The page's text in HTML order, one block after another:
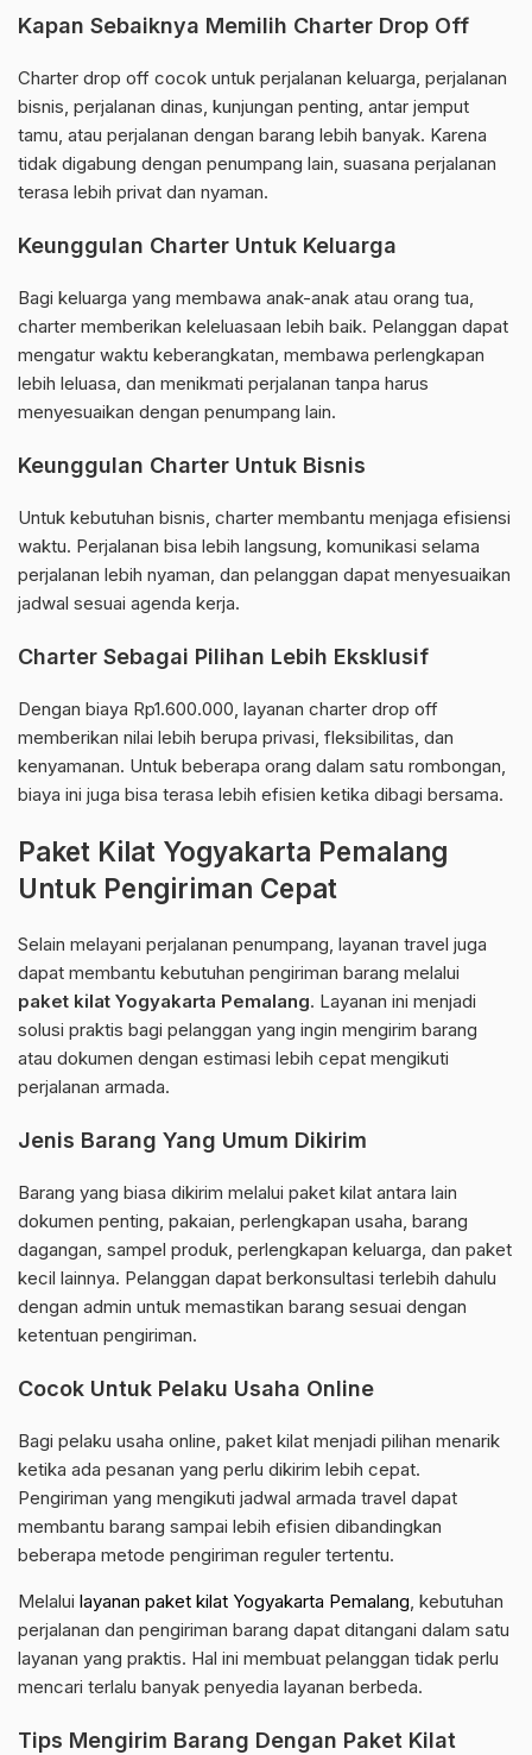
Kapan Sebaiknya Memilih Charter Drop Off
Charter drop off cocok untuk perjalanan keluarga, perjalanan
bisnis, perjalanan dinas, kunjungan penting, antar jemput
tamu, atau perjalanan dengan barang lebih banyak. Karena
tidak digabung dengan penumpang lain, suasana perjalanan
terasa lebih privat dan nyaman.
Keunggulan Charter Untuk Keluarga
Bagi keluarga yang membawa anak-anak atau orang tua,
charter memberikan keleluasaan lebih baik. Pelanggan dapat
mengatur waktu keberangkatan, membawa perlengkapan
lebih leluasa, dan menikmati perjalanan tanpa harus
menyesuaikan dengan penumpang lain.
Keunggulan Charter Untuk Bisnis
Untuk kebutuhan bisnis, charter membantu menjaga efisiensi
waktu. Perjalanan bisa lebih langsung, komunikasi selama
perjalanan lebih nyaman, dan pelanggan dapat menyesuaikan
jadwal sesuai agenda kerja.
Charter Sebagai Pilihan Lebih Eksklusif
Dengan biaya Rp1.600.000, layanan charter drop off
memberikan nilai lebih berupa privasi, fleksibilitas, dan
kenyamanan. Untuk beberapa orang dalam satu rombongan,
biaya ini juga bisa terasa lebih efisien ketika dibagi bersama.
Paket Kilat Yogyakarta Pemalang
Untuk Pengiriman Cepat
Selain melayani perjalanan penumpang, layanan travel juga
dapat membantu kebutuhan pengiriman barang melalui
paket kilat Yogyakarta Pemalang. Layanan ini menjadi
solusi praktis bagi pelanggan yang ingin mengirim barang
atau dokumen dengan estimasi lebih cepat mengikuti
perjalanan armada.
Jenis Barang Yang Umum Dikirim
Barang yang biasa dikirim melalui paket kilat antara lain
dokumen penting, pakaian, perlengkapan usaha, barang
dagangan, sampel produk, perlengkapan keluarga, dan paket
kecil lainnya. Pelanggan dapat berkonsultasi terlebih dahulu
dengan admin untuk memastikan barang sesuai dengan
ketentuan pengiriman.
Cocok Untuk Pelaku Usaha Online
Bagi pelaku usaha online, paket kilat menjadi pilihan menarik
ketika ada pesanan yang perlu dikirim lebih cepat.
Pengiriman yang mengikuti jadwal armada travel dapat
membantu barang sampai lebih efisien dibandingkan
beberapa metode pengiriman reguler tertentu.
Melalui layanan paket kilat Yogyakarta Pemalang, kebutuhan
perjalanan dan pengiriman barang dapat ditangani dalam satu
layanan yang praktis. Hal ini membuat pelanggan tidak perlu
mencari terlalu banyak penyedia layanan berbeda.
Tips Mengirim Barang Dengan Paket Kilat